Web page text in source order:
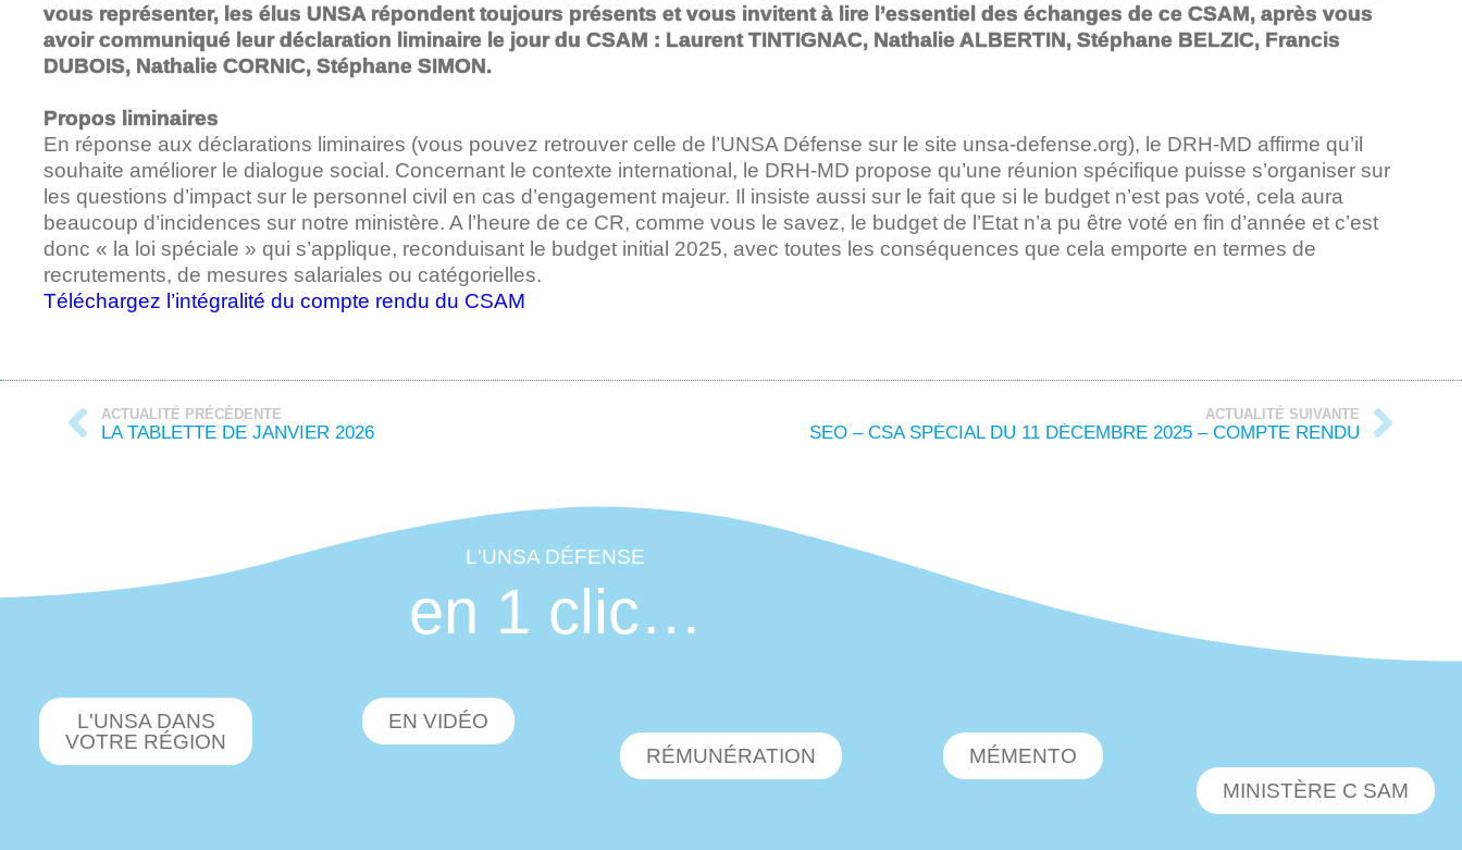
vous représenter, les élus UNSA répondent toujours présents et vous invitent à lire l’essentiel des échanges de ce CSAM, après vous
avoir communiqué leur déclaration liminaire le jour du CSAM : Laurent TINTIGNAC, Nathalie ALBERTIN, Stéphane BELZIC, Francis
DUBOIS, Nathalie CORNIC, Stéphane SIMON.
Propos liminaires
En réponse aux déclarations liminaires (vous pouvez retrouver celle de l’UNSA Défense sur le site unsa-defense.org), le DRH-MD affirme qu’il
souhaite améliorer le dialogue social. Concernant le contexte international, le DRH-MD propose qu’une réunion spécifique puisse s’organiser sur
les questions d’impact sur le personnel civil en cas d’engagement majeur. Il insiste aussi sur le fait que si le budget n’est pas voté, cela aura
beaucoup d’incidences sur notre ministère. A l’heure de ce CR, comme vous le savez, le budget de l’Etat n’a pu être voté en fin d’année et c’est
donc « la loi spéciale » qui s’applique, reconduisant le budget initial 2025, avec toutes les conséquences que cela emporte en termes de
recrutements, de mesures salariales ou catégorielles.
Téléchargez l’intégralité du compte rendu du CSAM
ACTUALITÉ PRÉCÉDENTE
LA TABLETTE DE JANVIER 2026
ACTUALITÉ SUIVANTE
SEO – CSA SPÉCIAL DU 11 DÉCEMBRE 2025 – COMPTE RENDU
L'UNSA DÉFENSE
en 1 clic…
L'UNSA DANS
VOTRE RÉGION
EN VIDÉO
RÉMUNÉRATION
MÉMENTO
MINISTÈRE C SAM